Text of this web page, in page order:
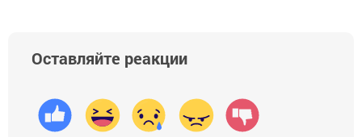
Оставляйте реакции